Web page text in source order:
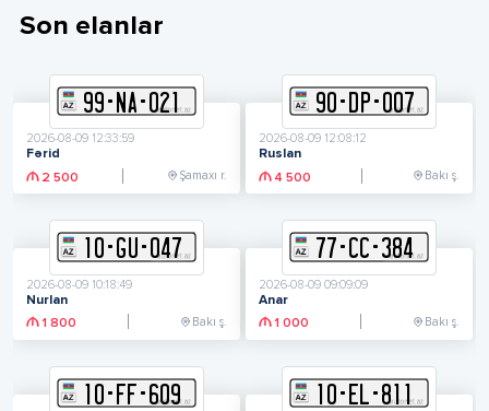
Son elanlar
99- NA-021
2026-08-09 12:33:59
Fərid
2 500
Şamaxı r.
90- DP-007
2026-08-09 12:08:12
Ruslan
4 500
Bakı ş.
10-GU-047
2026-08-09 10:18:49
Nurlan
1 800
Bakı ş.
77-CC-384
2026-08-09 09:09:09
Anar
1 000
Bakı ş.
10- FF-609 10- EL-811